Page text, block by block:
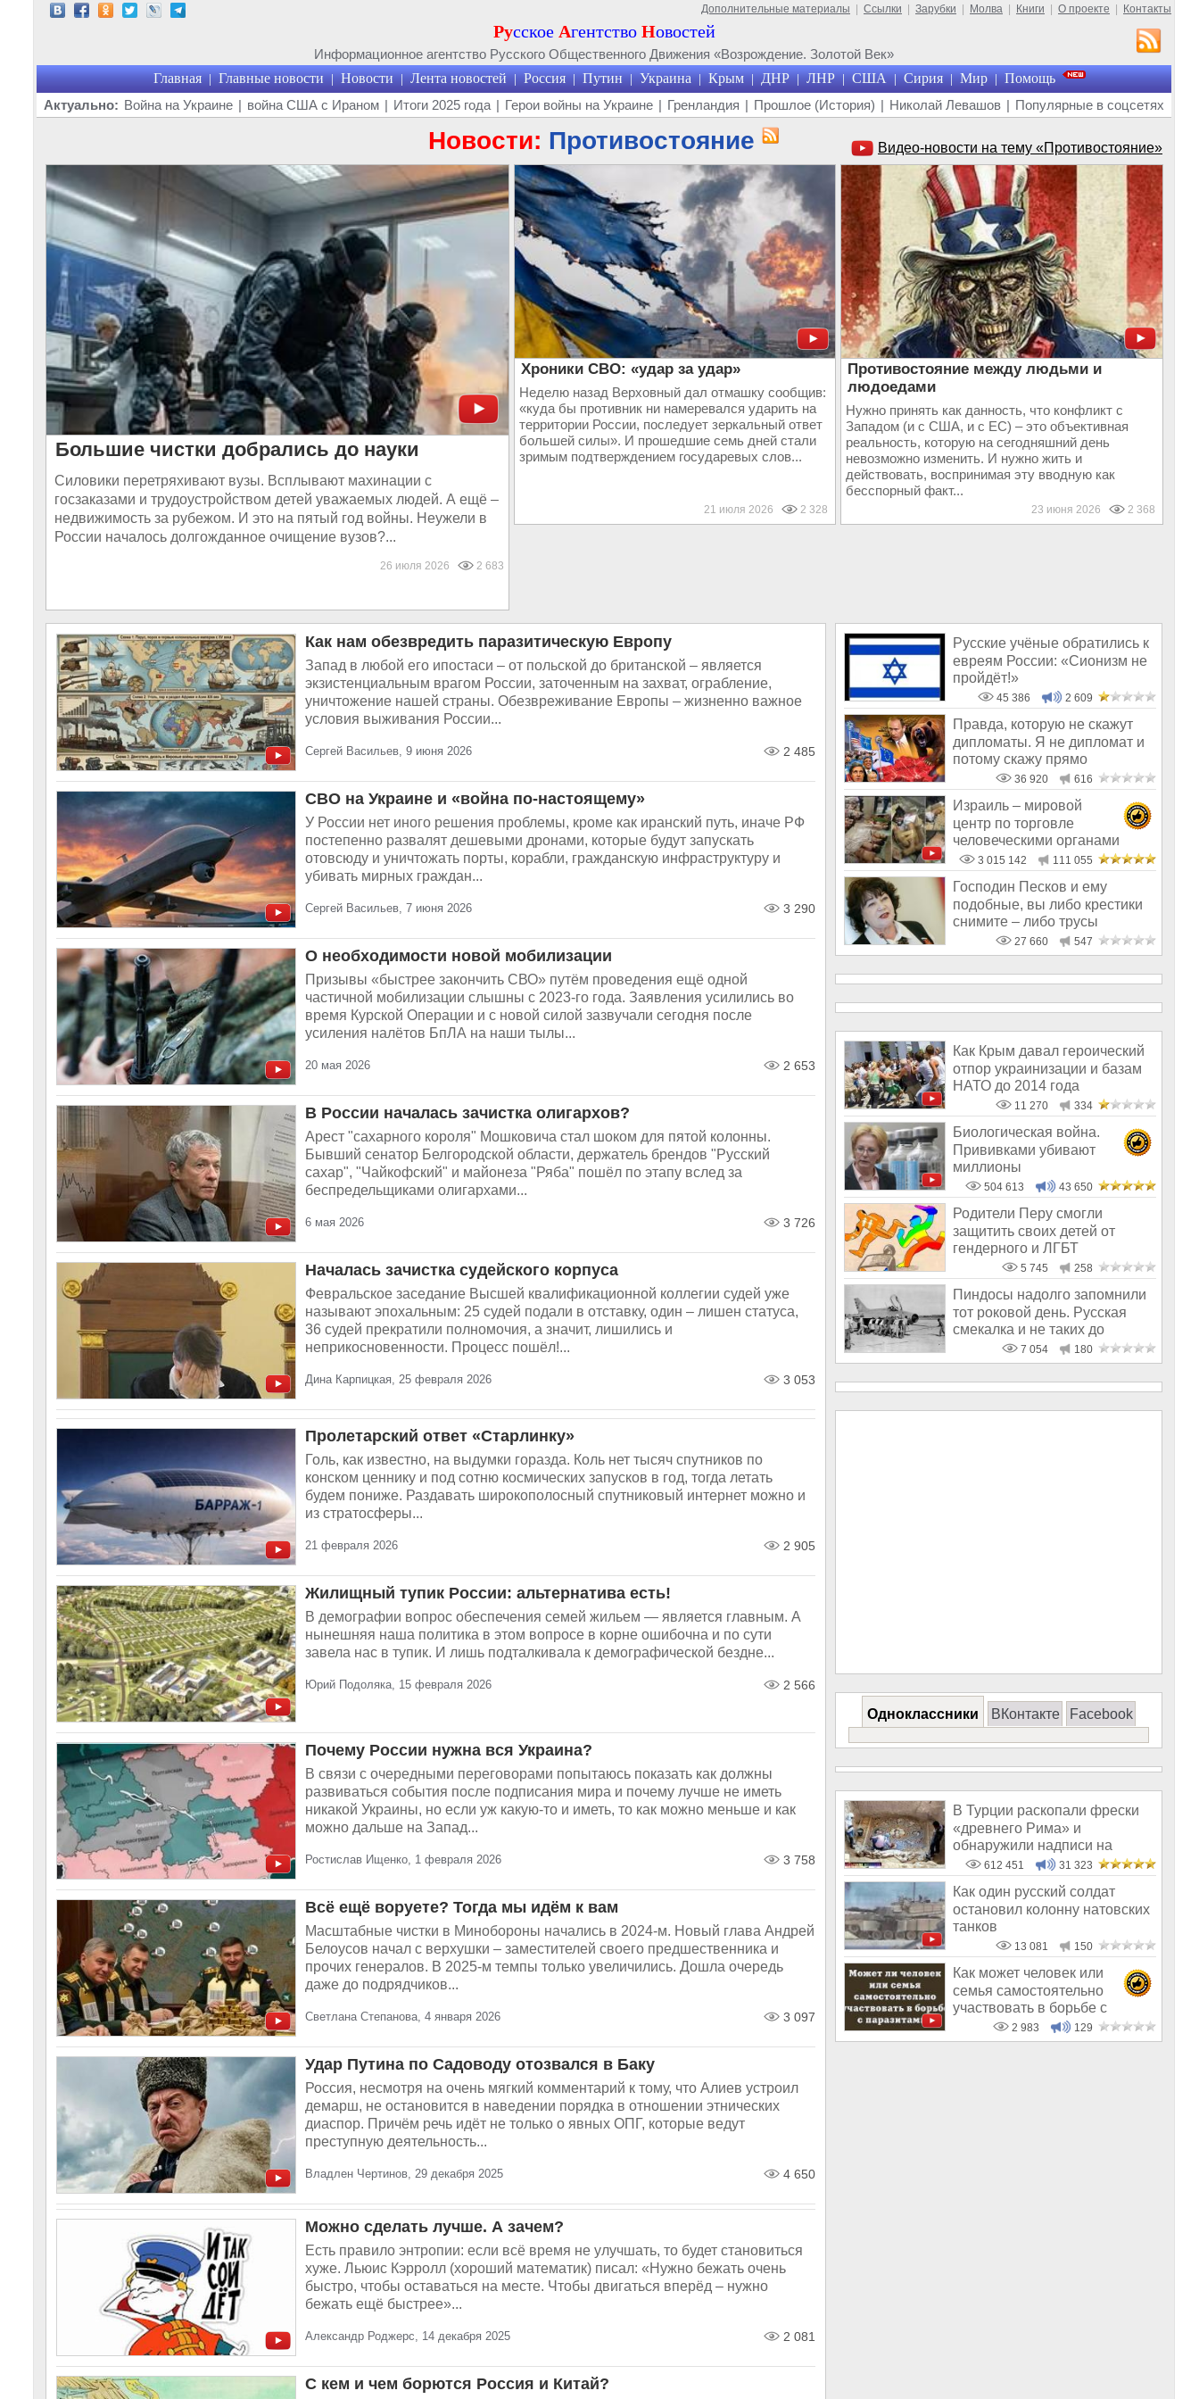
Дополнительные материалы Ссылки Зарубки Молва Книги О проекте Контакты
Русское Агентство Новостей
Информационное агентство Русского Общественного Движения «Возрождение. Золотой Век»
Главная | Главные новости | Новости | Лента новостей | Россия | Путин | Украина | Крым | ДНР | ЛНР | США | Сирия | Мир | Помощь
Актуально: Война на Украине | война США с Ираном | Итоги 2025 года | Герои войны на Украине | Гренландия | Прошлое (История) | Николай Левашов | Популярные в соцсетях
Новости: Противостояние Видео-новости на тему «Противостояние»
Большие чистки добрались до науки
Силовики перетряхивают вузы. Всплывают махинации с
госзаказами и трудоустройством детей уважаемых людей. А ещё –
недвижимость за рубежом. И это на пятый год войны. Неужели в
России началось долгожданное очищение вузов?...
26 июля 2026 2 683
Хроники СВО: «удар за удар»
Неделю назад Верховный дал отмашку сообщив:
«куда бы противник ни намеревался ударить на
территории России, последует зеркальный ответ
большей силы». И прошедшие семь дней стали
зримым подтверждением государевых слов...
21 июля 2026 2 328
Противостояние между людьми и
людоедами
Нужно принять как данность, что конфликт с
Западом (и с США, и с ЕС) – это объективная
реальность, которую на сегодняшний день
невозможно изменить. И нужно жить и
действовать, воспринимая эту вводную как
бесспорный факт...
23 июня 2026 2 368
Как нам обезвредить паразитическую Европу
Запад в любой его ипостаси – от польской до британской – является
экзистенциальным врагом России, заточенным на захват, ограбление,
уничтожение нашей страны. Обезвреживание Европы – жизненно важное
условия выживания России...
Сергей Васильев, 9 июня 2026 2 485
СВО на Украине и «война по-настоящему»
У России нет иного решения проблемы, кроме как иранский путь, иначе РФ
постепенно развалят дешевыми дронами, которые будут запускать
отовсюду и уничтожать порты, корабли, гражданскую инфраструктуру и
убивать мирных граждан...
Сергей Васильев, 7 июня 2026 3 290
О необходимости новой мобилизации
Призывы «быстрее закончить СВО» путём проведения ещё одной
частичной мобилизации слышны с 2023-го года. Заявления усилились во
время Курской Операции и с новой силой зазвучали сегодня после
усиления налётов БпЛА на наши тылы...
20 мая 2026 2 653
В России началась зачистка олигархов?
Арест "сахарного короля" Мошковича стал шоком для пятой колонны.
Бывший сенатор Белгородской области, держатель брендов "Русский
сахар", "Чайкофский" и майонеза "Ряба" пошёл по этапу вслед за
беспредельщиками олигархами...
6 мая 2026 3 726
Началась зачистка судейского корпуса
Февральское заседание Высшей квалификационной коллегии судей уже
называют эпохальным: 25 судей подали в отставку, один – лишен статуса,
36 судей прекратили полномочия, а значит, лишились и
неприкосновенности. Процесс пошёл!...
Дина Карпицкая, 25 февраля 2026 3 053
Пролетарский ответ «Старлинку»
Голь, как известно, на выдумки горазда. Коль нет тысяч спутников по
конском ценнику и под сотню космических запусков в год, тогда летать
будем пониже. Раздавать широкополосный спутниковый интернет можно и
из стратосферы...
21 февраля 2026 2 905
Жилищный тупик России: альтернатива есть!
В демографии вопрос обеспечения семей жильем — является главным. А
нынешняя наша политика в этом вопросе в корне ошибочна и по сути
завела нас в тупик. И лишь подталкивала к демографической бездне...
Юрий Подоляка, 15 февраля 2026 2 566
Почему России нужна вся Украина?
В связи с очередными переговорами попытаюсь показать как должны
развиваться события после подписания мира и почему лучше не иметь
никакой Украины, но если уж какую-то и иметь, то как можно меньше и как
можно дальше на Запад...
Ростислав Ищенко, 1 февраля 2026 3 758
Всё ещё воруете? Тогда мы идём к вам
Масштабные чистки в Минобороны начались в 2024-м. Новый глава Андрей
Белоусов начал с верхушки – заместителей своего предшественника и
прочих генералов. В 2025-м темпы только увеличились. Дошла очередь
даже до подрядчиков...
Светлана Степанова, 4 января 2026 3 097
Удар Путина по Садоводу отозвался в Баку
Россия, несмотря на очень мягкий комментарий к тому, что Алиев устроил
демарш, не остановится в наведении порядка в отношении этнических
диаспор. Причём речь идёт не только о явных ОПГ, которые ведут
преступную деятельность...
Владлен Чертинов, 29 декабря 2025 4 650
Можно сделать лучше. А зачем?
Есть правило энтропии: если всё время не улучшать, то будет становиться
хуже. Льюис Кэрролл (хороший математик) писал: «Нужно бежать очень
быстро, чтобы оставаться на месте. Чтобы двигаться вперёд – нужно
бежать ещё быстрее»...
Александр Роджерс, 14 декабря 2025 2 081
С кем и чем борются Россия и Китай?
Русские учёные обратились к
евреям России: «Сионизм не
пройдёт!»
45 386 2 609
Правда, которую не скажут
дипломаты. Я не дипломат и
потому скажу прямо
36 920 616
Израиль – мировой
центр по торговле
человеческими органами
3 015 142 111 055
Господин Песков и ему
подобные, вы либо крестики
снимите – либо трусы
наденьте 27 660 547
Как Крым давал героический
отпор украинизации и базам
НАТО до 2014 года
11 270 334
Биологическая война.
Прививками убивают
миллионы
504 613 43 650
Родители Перу смогли
защитить своих детей от
гендерного и ЛГБТ
мракобесия в школах
5 745 258
Пиндосы надолго запомнили
тот роковой день. Русская
смекалка и не таких до
паники д
7 054 180
Одноклассники ВКонтакте Facebook
В Турции раскопали фрески
«древнего Рима» и
обнаружили надписи на
Русском!
612 451 31 323
Как один русский солдат
остановил колонну натовских
танков
13 081 150
Как может человек или
семья самостоятельно
участвовать в борьбе с
социальными параз
2 983 129